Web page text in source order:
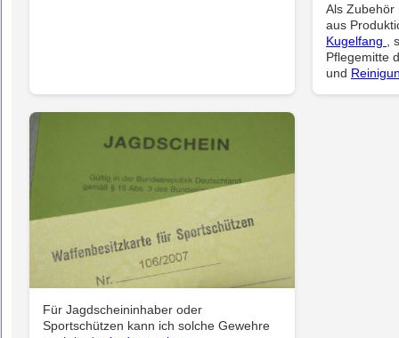
Als
aus
Kugelfang
,
Pflegemitte
und
Für Jagdscheininhaber oder
Sportschützen kann ich solche Gewehre